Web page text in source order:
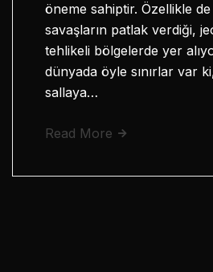
öneme sahiptir. Özellikle
savaşların patlak verdiği,
tehlikeli bölgelerde yer
dünyada öyle sınırlar var
sallaya…
Read More